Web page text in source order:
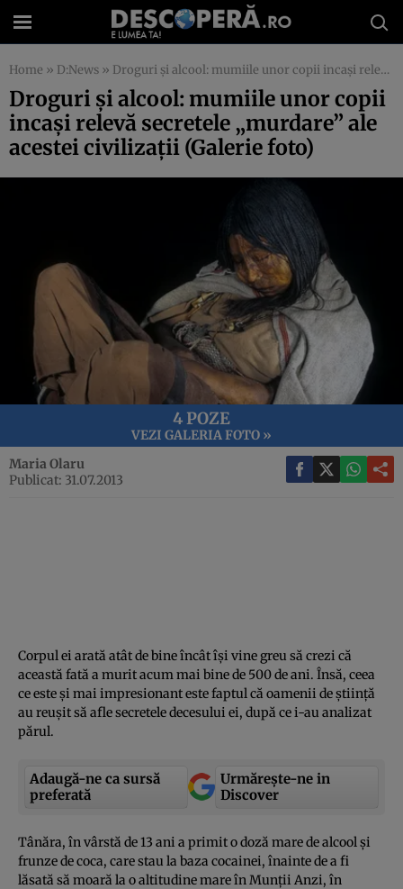
Home » D:News » Droguri şi alcool: mumiile unor copii incaşi relevă secretele „murdare” ale acestei civilizaţii (Galerie foto)
Droguri şi alcool: mumiile unor copii
incaşi relevă secretele „murdare” ale
acestei civilizaţii (Galerie foto)
4 POZE
VEZI GALERIA FOTO »
Maria Olaru
Publicat: 31.07.2013
Corpul ei arată atât de bine încât îşi vine greu să crezi că
această fată a murit acum mai bine de 500 de ani. Însă, ceea
ce este şi mai impresionant este faptul că oamenii de ştiinţă
au reuşit să afle secretele decesului ei, după ce i-au analizat
părul.
Adaugă-ne ca sursă
preferată
Urmărește-ne in
Discover
Tânăra, în vârstă de 13 ani a primit o doză mare de alcool şi
frunze de coca, care stau la baza cocainei, înainte de a fi
lăsată să moară la o altitudine mare în Munţii Anzi, în